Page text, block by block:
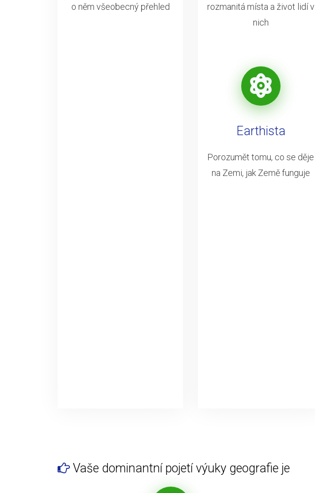
o něm všeobecný přehled
rozmanitá místa a život lidí v
nich
Earthista
Porozumět tomu, co se děje
na Zemi, jak Země funguje
Vaše dominantní pojetí výuky geografie je